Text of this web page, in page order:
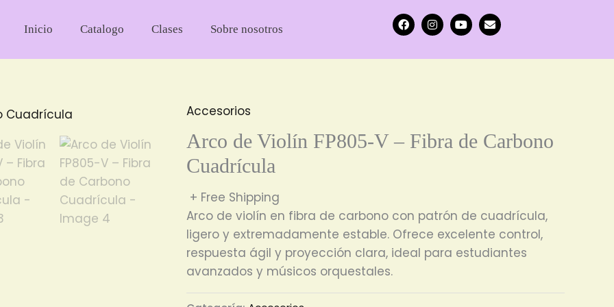
Inicio Catalogo Clases Sobre nosotros
F
a
c
b
I
n
s
a
Y
o
u
u
E
n
v
l
Accesorios
Arco de Violín FP805-V – Fibra de Carbono
Cuadrícula
+ Free Shipping
Arco de violín en fibra de carbono con patrón de cuadrícula,
ligero y extremadamente estable. Ofrece excelente control,
respuesta ágil y proyección clara, ideal para estudiantes
avanzados y músicos orquestales.